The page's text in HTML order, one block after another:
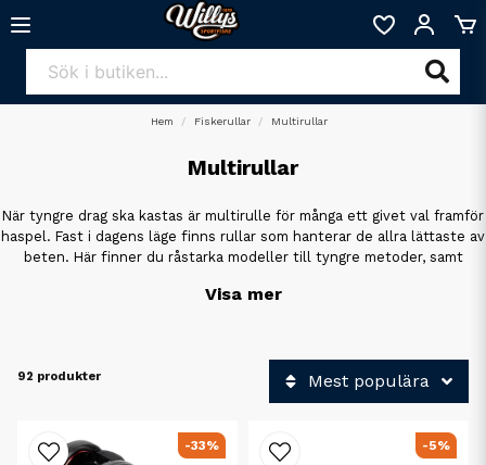
Hem Fiskerullar Multirullar
Multirullar
När tyngre drag ska kastas är multirulle för många ett givet val framför
haspel. Fast i dagens läge finns rullar som hanterar de allra lättaste av
beten. Här finner du råstarka modeller till tyngre metoder, samt
Visa mer
92 produkter Mest populära
-33% -5%